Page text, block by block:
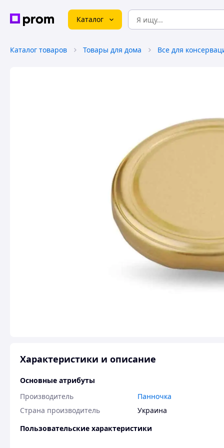
Каталог
Каталог товаров Товары для дома Все для
Характеристики и описание
Основные атрибуты
Производитель
Панночка
Страна производитель
Украина
Пользовательские характеристики